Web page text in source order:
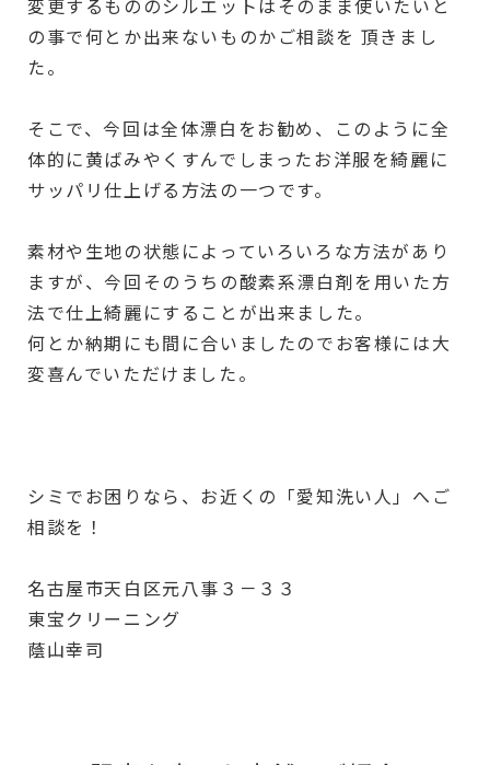
変更するもののシルエットはそのまま使いたいと
の事で何とか出来ないものかご相談を 頂きまし
た。
そこで、今回は全体漂白をお勧め、このように全
体的に黄ばみやくすんでしまったお洋服を綺麗に
サッパリ仕上げる方法の一つです。
素材や生地の状態によっていろいろな方法があり
ますが、今回そのうちの酸素系漂白剤を用いた方
法で仕上綺麗にすることが出来ました。
何とか納期にも間に合いましたのでお客様には大
変喜んでいただけました。
シミでお困りなら、お近くの「愛知洗い人」へご
相談を！
名古屋市天白区元八事３－３３
東宝クリーニング
蔭山幸司